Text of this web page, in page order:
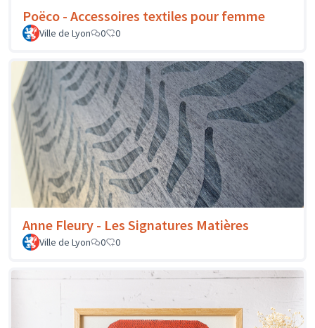
Poëco - Accessoires textiles pour femme
Ville de Lyon 0 0
Anne Fleury - Les Signatures Matières
Ville de Lyon 0 0